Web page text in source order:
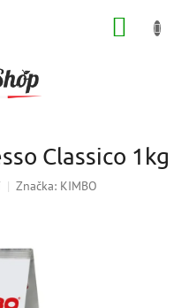
Classico 1kg
Značka: KIMBO